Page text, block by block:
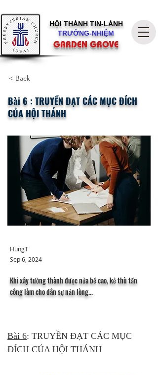
HỘI THÁNH TIN-LÀNH
TRƯỞNG-NHIỆM
GARDEN GROVE
< Back
Bài 6 : TRUYỀN ĐẠT CÁC MỤC ĐÍCH
CỦA HỘI THÁNH
HungT
Sep 6, 2024
Khi xây tường thành được nửa bề cao, kẻ thù tấn
công làm cho dân sự nản lòng...
Bài 6: TRUYỀN ĐẠT CÁC MỤC
ĐÍCH CỦA HỘI THÁNH